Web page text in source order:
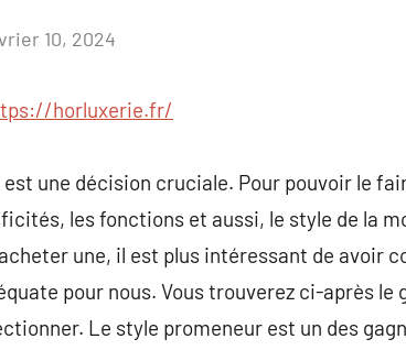
10, 2024
horluxerie.fr/
une décision cruciale. Pour pouvoir le
les fonctions et aussi, le style de la
une, il est plus intéressant de avoir
pour nous. Vous trouverez ci-après
Le style promeneur est un des